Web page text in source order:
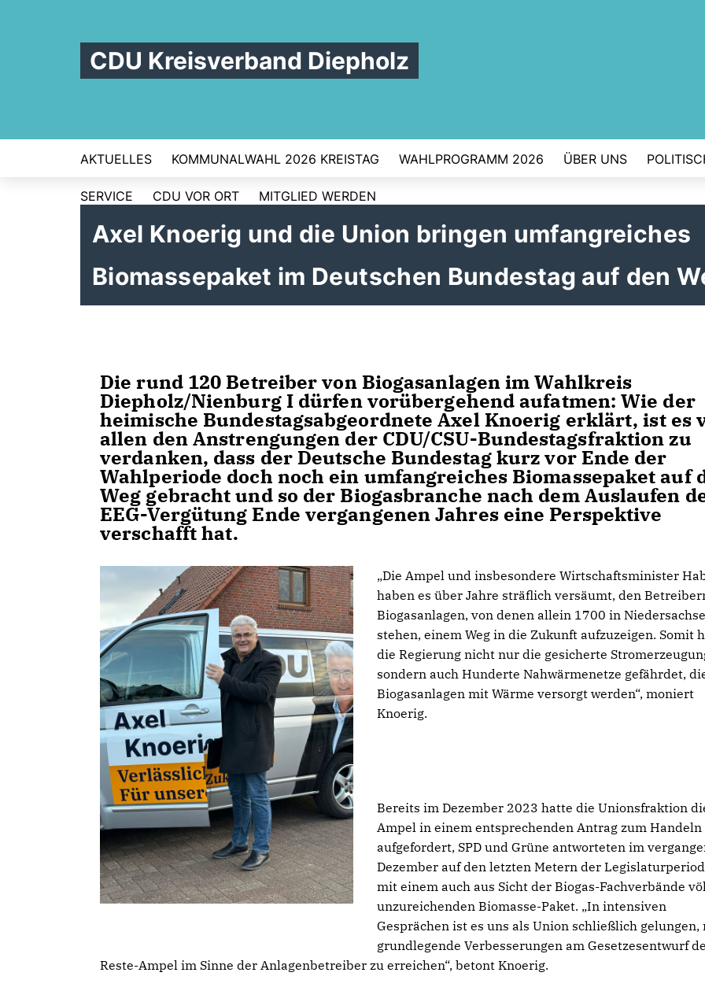
CDU Kreisverband Diepholz
AKTUELLES KOMMUNALWAHL 2026 KREISTAG WAHLPROGRAMM 2026 ÜBER UNS
SERVICE CDU VOR ORT MITGLIED WERDEN
Axel Knoerig und die Union bringen umfangreiches
Biomassepaket im Deutschen Bundestag auf den
Die rund 120 Betreiber von Biogasanlagen im Wahlkreis
Diepholz/Nienburg I dürfen vorübergehend aufatmen: Wie der
heimische Bundestagsabgeordnete Axel Knoerig erklärt, ist es
allen den Anstrengungen der CDU/CSU-Bundestagsfraktion zu
verdanken, dass der Deutsche Bundestag kurz vor Ende der
Wahlperiode doch noch ein umfangreiches Biomassepaket auf
Weg gebracht und so der Biogasbranche nach dem Auslaufen
EEG-Vergütung Ende vergangenen Jahres eine Perspektive
verschafft hat.
Die Ampel und insbesondere Wirtschaftsminister
haben es über Jahre sträflich versäumt, den
Biogasanlagen, von denen allein 1700 in
stehen, einem Weg in die Zukunft aufzuzeigen. Somit
die Regierung nicht nur die gesicherte
sondern auch Hunderte Nahwärmenetze gefährdet,
Biogasanlagen mit Wärme versorgt werden“, moniert
Knoerig.
Bereits im Dezember 2023 hatte die Unionsfraktion
Ampel in einem entsprechenden Antrag zum Handeln
aufgefordert, SPD und Grüne antworteten im
Dezember auf den letzten Metern der
mit einem auch aus Sicht der Biogas-Fachverbände
unzureichenden Biomasse-Paket. „In intensiven
Gesprächen ist es uns als Union schließlich gelungen,
grundlegende Verbesserungen am Gesetzesentwurf
Reste-Ampel im Sinne der Anlagenbetreiber zu erreichen“, betont Knoerig.